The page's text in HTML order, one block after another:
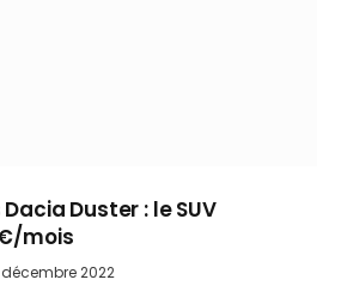
Duster : le SUV
mois
décembre 2022